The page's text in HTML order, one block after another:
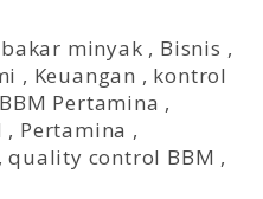
minyak , Bisnis ,
, Keuangan , kontrol
Pertamina ,
, Pertamina ,
,quality control BBM ,